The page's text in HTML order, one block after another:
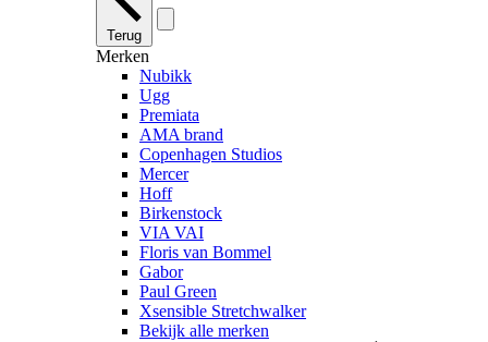
Terug
Merken
Nubikk
Ugg
Premiata
AMA brand
Copenhagen Studios
Mercer
Hoff
Birkenstock
VIA VAI
Floris van Bommel
Gabor
Paul Green
Xsensible Stretchwalker
Bekijk alle merken